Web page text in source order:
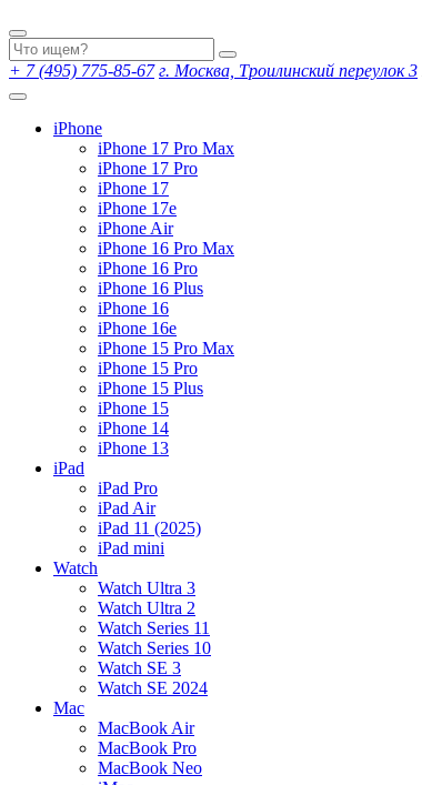
+ 7 (495) 775-85-67 г. Москва, Троилинский переулок 3
iPhone
iPhone 17 Pro Max
iPhone 17 Pro
iPhone 17
iPhone 17e
iPhone Air
iPhone 16 Pro Max
iPhone 16 Pro
iPhone 16 Plus
iPhone 16
iPhone 16e
iPhone 15 Pro Max
iPhone 15 Pro
iPhone 15 Plus
iPhone 15
iPhone 14
iPhone 13
iPad
iPad Pro
iPad Air
iPad 11 (2025)
iPad mini
Watch
Watch Ultra 3
Watch Ultra 2
Watch Series 11
Watch Series 10
Watch SE 3
Watch SE 2024
Mac
MacBook Air
MacBook Pro
MacBook Neo